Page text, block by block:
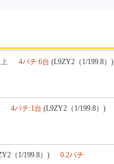
4パチ:6台 (L9ZY2（1/199.8）)
4パチ:1台 (L9ZY2（1/199.8）)
（1/199.8）)
0.2パチ